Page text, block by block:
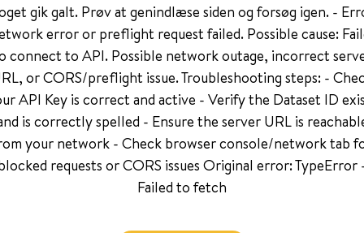
gik galt. Prøv at genindlæse siden og forsøg igen. -
error or preflight request failed. Possible cause:
connect to API. Possible network outage, incorrect
or CORS/preflight issue. Troubleshooting steps: -
API Key is correct and active - Verify the Dataset ID
is correctly spelled - Ensure the server URL is
your network - Check browser console/network tab
requests or CORS issues Original error: TypeError
Failed to fetch